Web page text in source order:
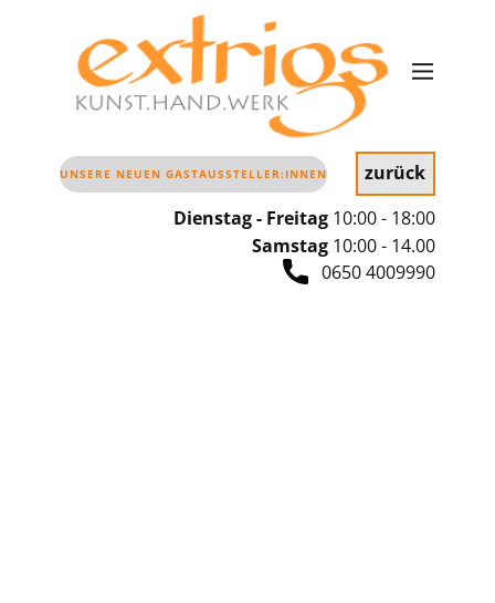
zurück
UNSERE NEUEN GASTAUSSTELLER:INNEN
Dienstag - Freitag 10:00 - 18:00
Samstag 10:00 - 14.00
0650 4009990